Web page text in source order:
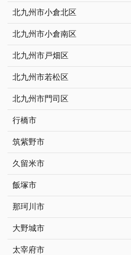
北九州市小倉北区
北九州市小倉南区
北九州市戸畑区
北九州市若松区
北九州市門司区
行橋市
筑紫野市
久留米市
飯塚市
那珂川市
大野城市
太宰府市